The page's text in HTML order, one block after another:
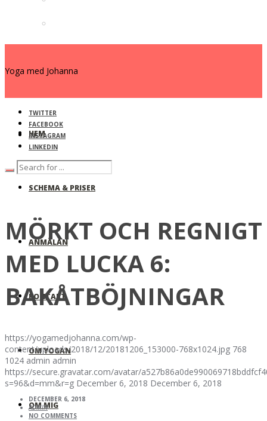
Yoga med Johanna
HEM
SCHEMA & PRISER
ANMÄLAN
KONTAKT
OM YOGAN
OM MIG
TWITTER
FACEBOOK
INSTAGRAM
LINKEDIN
MÖRKT OCH REGNIGT
MED LUCKA 6:
BAKÅTBÖJNINGAR
https://yogamedjohanna.com/wp-
content/uploads/2018/12/20181206_153000-768x1024.jpg 768
1024 admin admin
https://secure.gravatar.com/avatar/
s=96&d=mm&r=g December 6, 2018 December 6, 2018
DECEMBER 6, 2018
ADMIN
NO COMMENTS